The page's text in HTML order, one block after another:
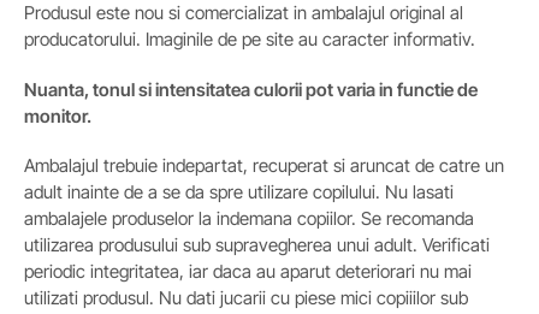
Produsul este nou si comercializat in ambalajul original al
producatorului. Imaginile de pe site au caracter informativ.
Nuanta, tonul si intensitatea culorii pot varia in functie de
monitor.
Ambalajul trebuie indepartat, recuperat si aruncat de catre un
adult inainte de a se da spre utilizare copilului. Nu lasati
ambalajele produselor la indemana copiilor. Se recomanda
utilizarea produsului sub supravegherea unui adult. Verificati
periodic integritatea, iar daca au aparut deteriorari nu mai
utilizati produsul. Nu dati jucarii cu piese mici copiiilor sub